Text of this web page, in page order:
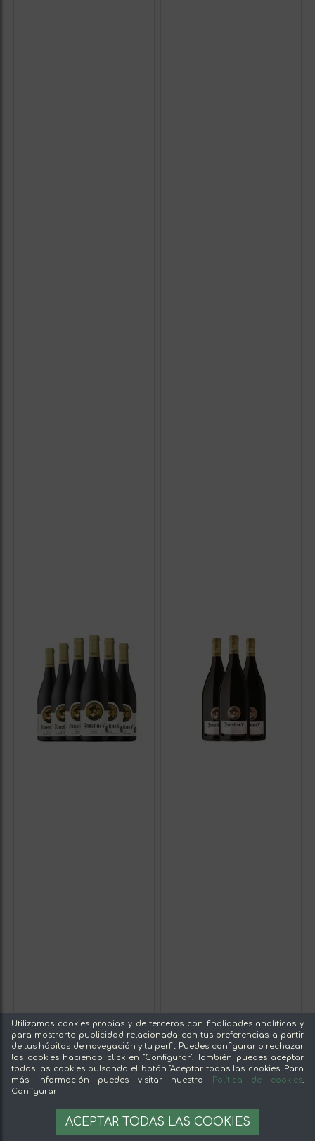
Utilizamos cookies propias y de terceros con finalidades analíticas y
para mostrarte publicidad relacionada con tus preferencias a partir
de tus hábitos de navegación y tu perfil. Puedes configurar o rechazar
las cookies haciendo click en "Configurar". También puedes aceptar
todas las cookies pulsando el botón "Aceptar todas las cookies. Para
más información puedes visitar nuestra
Política de cookies.
Configurar
ACEPTAR TODAS LAS COOKIES